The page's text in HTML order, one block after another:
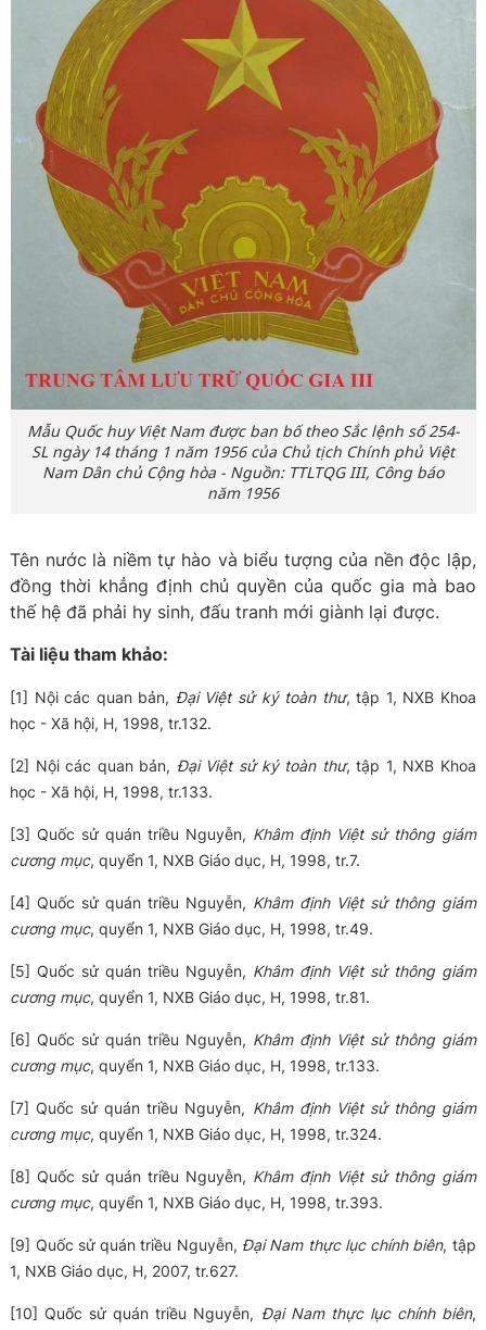
Mẫu Quốc huy Việt Nam được ban bố theo Sắc lệnh số 254-
SL ngày 14 tháng 1 năm 1956 của Chủ tịch Chính phủ Việt
Nam Dân chủ Cộng hòa - Nguồn: TTLTQG III, Công báo
năm 1956
Tên nước là niềm tự hào và biểu tượng của nền độc lập,
đồng thời khẳng định chủ quyền của quốc gia mà bao
thế hệ đã phải hy sinh, đấu tranh mới giành lại được.
Tài liệu tham khảo:
[1] Nội các quan bản, Đại Việt sử ký toàn thư, tập 1, NXB Khoa
học - Xã hội, H, 1998, tr.132.
[2] Nội các quan bản, Đại Việt sử ký toàn thư, tập 1, NXB Khoa
học - Xã hội, H, 1998, tr.133.
[3] Quốc sử quán triều Nguyễn, Khâm định Việt sử thông giám
cương mục, quyển 1, NXB Giáo dục, H, 1998, tr.7.
[4] Quốc sử quán triều Nguyễn, Khâm định Việt sử thông giám
cương mục, quyển 1, NXB Giáo dục, H, 1998, tr.49.
[5] Quốc sử quán triều Nguyễn, Khâm định Việt sử thông giám
cương mục, quyển 1, NXB Giáo dục, H, 1998, tr.81.
[6] Quốc sử quán triều Nguyễn, Khâm định Việt sử thông giám
cương mục, quyển 1, NXB Giáo dục, H, 1998, tr.133.
[7] Quốc sử quán triều Nguyễn, Khâm định Việt sử thông giám
cương mục, quyển 1, NXB Giáo dục, H, 1998, tr.324.
[8] Quốc sử quán triều Nguyễn, Khâm định Việt sử thông giám
cương mục, quyển 1, NXB Giáo dục, H, 1998, tr.393.
[9] Quốc sử quán triều Nguyễn, Đại Nam thực lục chính biên, tập
1, NXB Giáo dục, H, 2007, tr.627.
[10] Quốc sử quán triều Nguyễn, Đại Nam thực lục chính biên,